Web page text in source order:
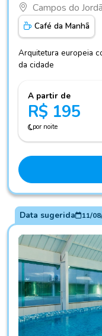
Campos do
Café da Manhã
Arquitetura europeia
da cidade
A partir de
R$ 195
por noite
Data sugerida 11/